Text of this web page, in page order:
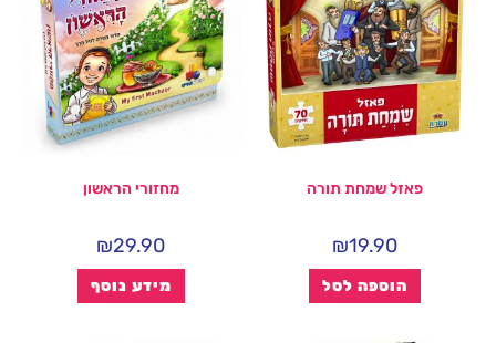
פאזל שמחת תורה
₪19.90
הוספה לסל
מחזורי הראשון
₪29.90
מידע נוסף